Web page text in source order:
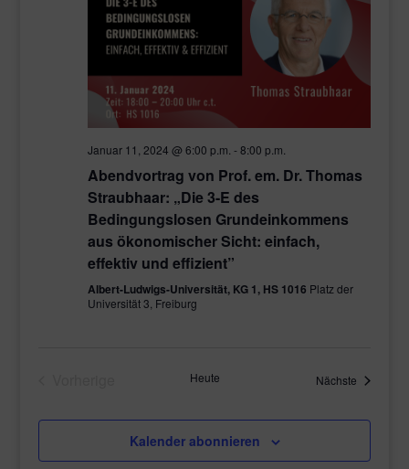
Januar 11, 2024 @ 6:00 p.m. -8:00 p.m.
Abendvortrag von Prof. em. Dr. Thomas
Straubhaar: „Die 3-E des
Bedingungslosen Grundeinkommens
aus ökonomischer Sicht: einfach,
effektiv und effizient”
Albert-Ludwigs-Universität, KG 1, HS 1016 Platz der
Universität 3, Freiburg
Heute Nächste
Kalender abonnieren